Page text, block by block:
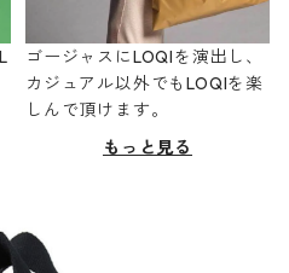
ゴージャスにLOQIを演出し、
カジュアル以外でもLOQIを楽
しんで頂けます。
もっと見る